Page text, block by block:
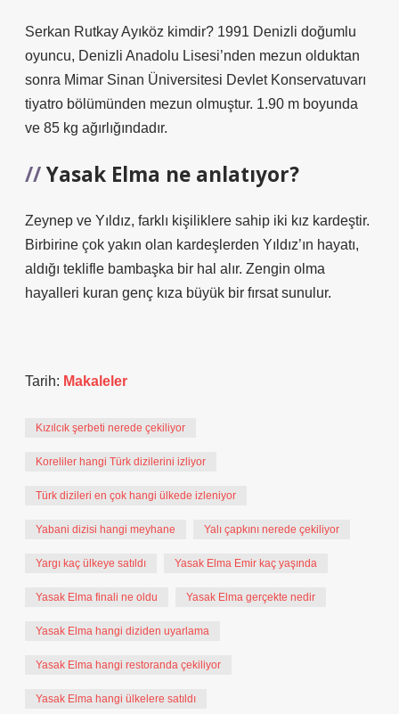
Serkan Rutkay Ayıköz kimdir? 1991 Denizli doğumlu
oyuncu, Denizli Anadolu Lisesi’nden mezun olduktan
sonra Mimar Sinan Üniversitesi Devlet Konservatuvarı
tiyatro bölümünden mezun olmuştur. 1.90 m boyunda
ve 85 kg ağırlığındadır.
Yasak Elma ne anlatıyor?
Zeynep ve Yıldız, farklı kişiliklere sahip iki kız kardeştir.
Birbirine çok yakın olan kardeşlerden Yıldız’ın hayatı,
aldığı teklifle bambaşka bir hal alır. Zengin olma
hayalleri kuran genç kıza büyük bir fırsat sunulur.
Tarih: Makaleler
Kızılcık şerbeti nerede çekiliyor
Koreliler hangi Türk dizilerini izliyor
Türk dizileri en çok hangi ülkede izleniyor
Yabani dizisi hangi meyhane Yalı çapkını nerede çekiliyor
Yargı kaç ülkeye satıldı Yasak Elma Emir kaç yaşında
Yasak Elma finali ne oldu Yasak Elma gerçekte nedir
Yasak Elma hangi diziden uyarlama
Yasak Elma hangi restoranda çekiliyor
Yasak Elma hangi ülkelere satıldı